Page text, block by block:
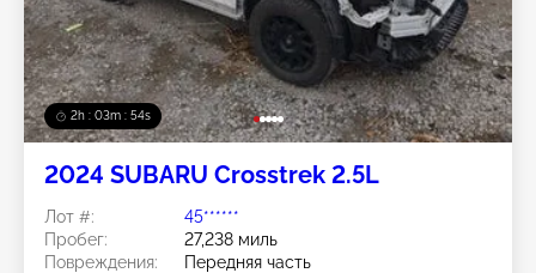
2h : 03m : 51s
2024 SUBARU Crosstrek 2.5L
Лот #:
45******
Пробег:
27,238 миль
Повреждения:
Передняя часть